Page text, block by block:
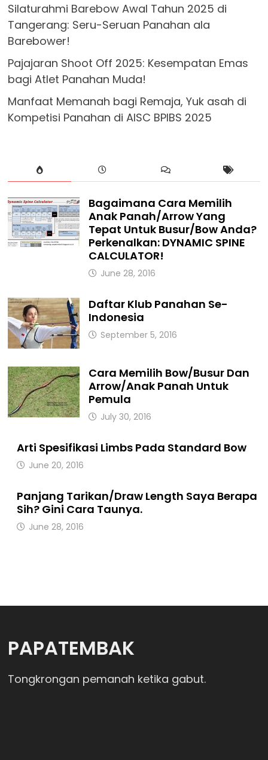
Silaturahmi Barebow Awal Tahun 2025 di
Tangerang: Seru-Seruan Panahan ala
Barebower!
Pajajaran Shoot Off 2025: Kesempatan Emas
bagi Atlet Panahan Muda!
Manfaat Memanah bagi Remaja, Yuk asah di
Kompetisi Panahan di AISC BPIBS 2025
Bagaimana Cara Memilih
Anak Panah/Arrow Yang
Tepat Untuk Busur/Bow Anda?
Perkenalkan: DYNAMIC SPINE
CALCULATOR!
June 28, 2016
Daftar Klub Panahan Se-
Indonesia
September 5, 2016
Cara Memilih Bow/Busur Dan
Arrow/Anak Panah Untuk
Pemula
July 30, 2016
Arti Spesifikasi Limbs Pada Standard Bow
June 20, 2016
Panjang Tarikan/Draw Length Saya Berapa
Sih? Gini Cara Taunya.
June 28, 2016
PAPATEMBAK
Tongkrongan pemanah ketika gabut.